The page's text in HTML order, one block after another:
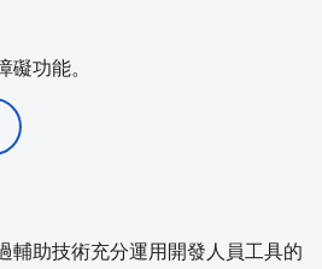
功能。
輔助技術充分運用開發人員工具的